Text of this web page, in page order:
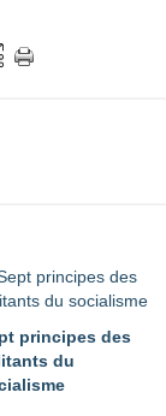
principes des
du